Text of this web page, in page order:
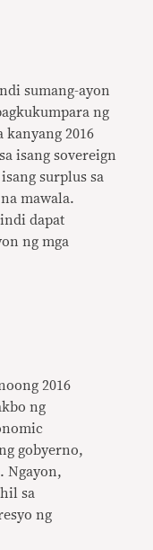
sumang-ayon
ng
kanyang 2016
isang sovereign
surplus sa
mawala.
dapat
ng mga
2016
ng
gobyerno,
Ngayon,
sa
ng